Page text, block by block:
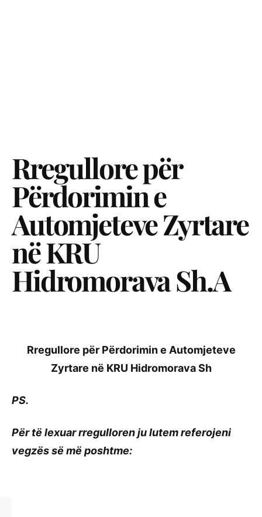
Rregullore për
Përdorimin e
Automjeteve Zyrtare
në KRU
Hidromorava Sh.A
Rregullore për Përdorimin e Automjeteve
Zyrtare në KRU Hidromorava Sh
PS.
Për të lexuar rregulloren ju lutem referojeni
vegzës së më poshtme: